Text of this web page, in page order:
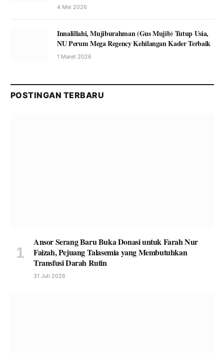
4 Mei 2026
Innalillahi, Mujiburahman (Gus Mujib) Tutup Usia,
NU Perum Mega Regency Kehilangan Kader Terbaik
1 Maret 2026
POSTINGAN TERBARU
Ansor Serang Baru Buka Donasi untuk Farah Nur
Faizah, Pejuang Talasemia yang Membutuhkan
Transfusi Darah Rutin
31 Juli 2026